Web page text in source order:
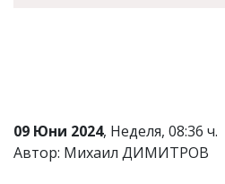
09 Юни 2024, Неделя, 08:36 ч.
Автор: Михаил ДИМИТРОВ